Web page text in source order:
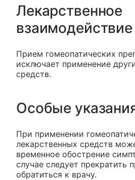
Лекарственное
взаимодействие
Прием гомеопатических
исключает применение
средств.
Особые
При применении
лекарственных средств
временное обострение
случае следует прекратить
обратиться к врачу.